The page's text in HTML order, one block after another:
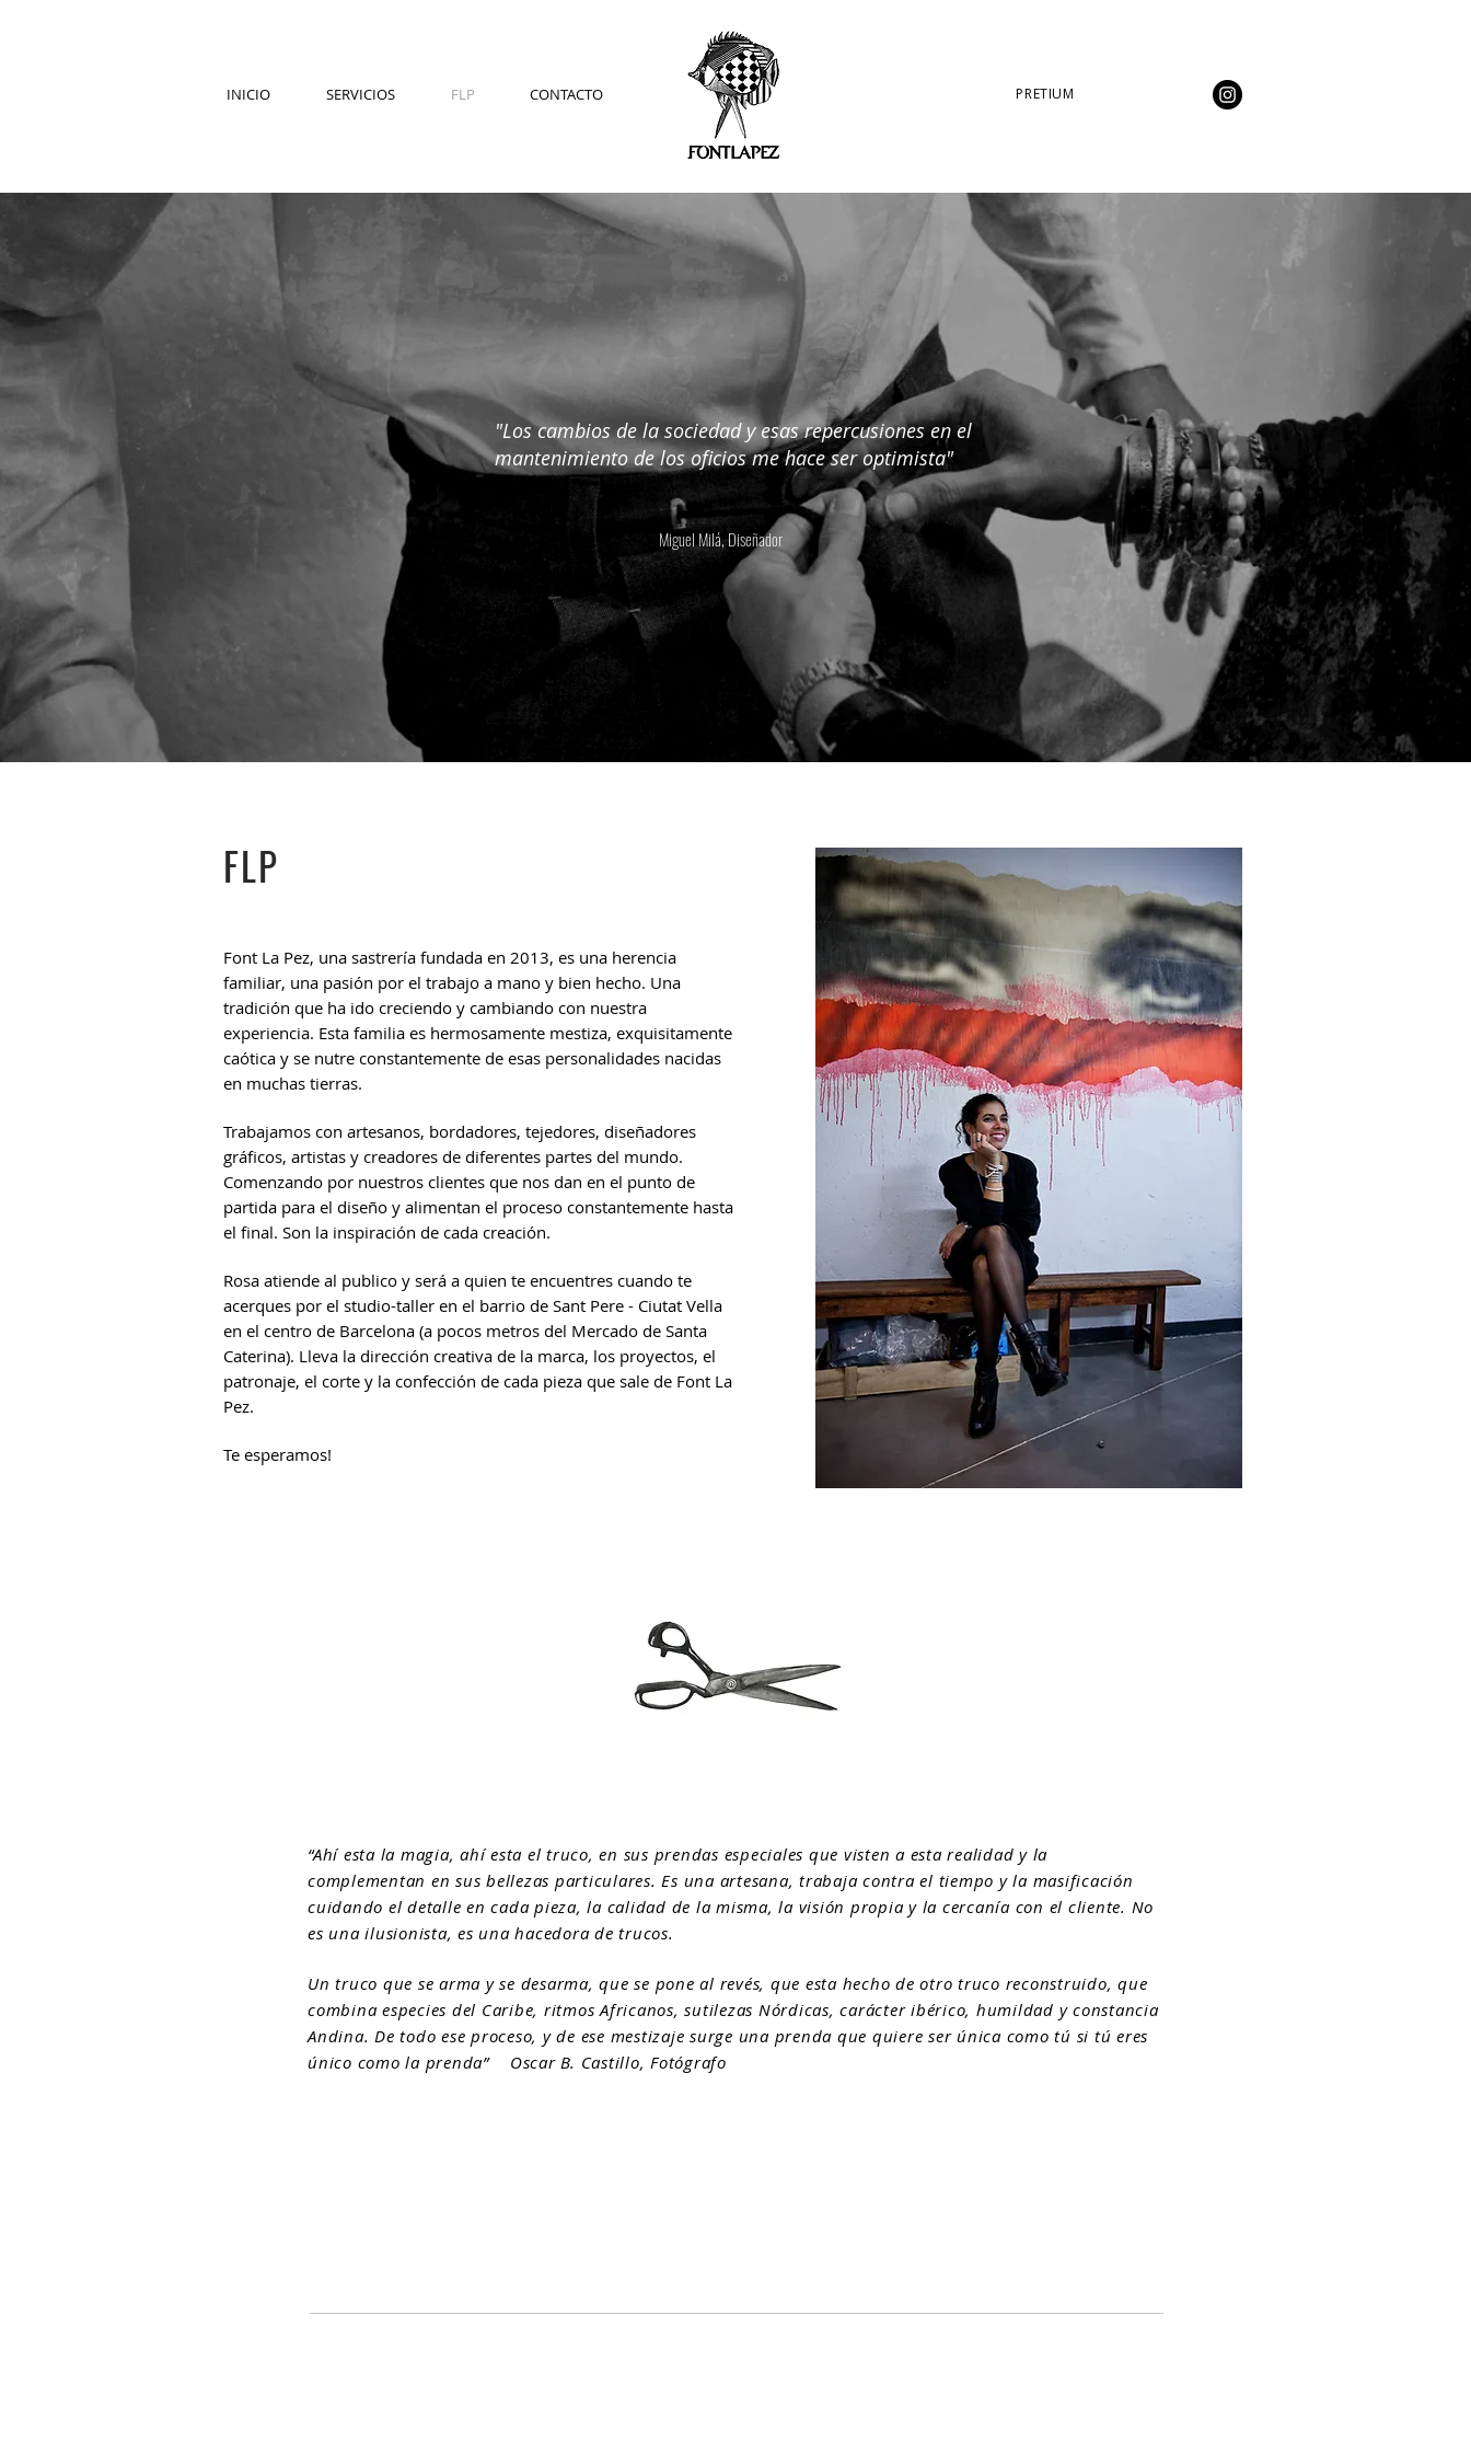
INICIO SERVICIOS FLP CONTACTO PRETIUM
"Los cambios de la sociedad y esas repercusiones en el
mantenimiento de los oficios me hace ser optimista"
Miguel Milá, Diseñador
FLP
Font La Pez, una sastrería fundada en 2013, es una herencia
familiar, una pasión por el trabajo a mano y bien hecho. Una
tradición que ha ido creciendo y cambiando con nuestra
experiencia. Esta familia es hermosamente mestiza, exquisitamente
caótica y se nutre constantemente de esas personalidades nacidas
en muchas tierras.
Trabajamos con artesanos, bordadores, tejedores, diseñadores
gráficos, artistas y creadores de diferentes partes del mundo.
Comenzando por nuestros clientes que nos dan en el punto de
partida para el diseño y alimentan el proceso constantemente hasta
el final. Son la inspiración de cada creación.
Rosa atiende al publico y será a quien te encuentres cuando te
acerques por el studio-taller en el barrio de Sant Pere - Ciutat Vella
en el centro de Barcelona (a pocos metros del Mercado de Santa
Caterina). Lleva la dirección creativa de la marca, los proyectos, el
patronaje, el corte y la confección de cada pieza que sale de Font La
Pez.
Te esperamos!
“Ahí esta la magia, ahí esta el truco, en sus prendas especiales que visten a esta realidad y la
complementan en sus bellezas particulares. Es una artesana, trabaja contra el tiempo y la masificación
cuidando el detalle en cada pieza, la calidad de la misma, la visión propia y la cercanía con el cliente. No
es una ilusionista, es una hacedora de trucos.
Un truco que se arma y se desarma, que se pone al revés, que esta hecho de otro truco reconstruido, que
combina especies del Caribe, ritmos Africanos, sutilezas Nórdicas, carácter ibérico, humildad y constancia
Andina. De todo ese proceso, y de ese mestizaje surge una prenda que quiere ser única como tú si tú eres
único como la prenda” Oscar B. Castillo, Fotógrafo